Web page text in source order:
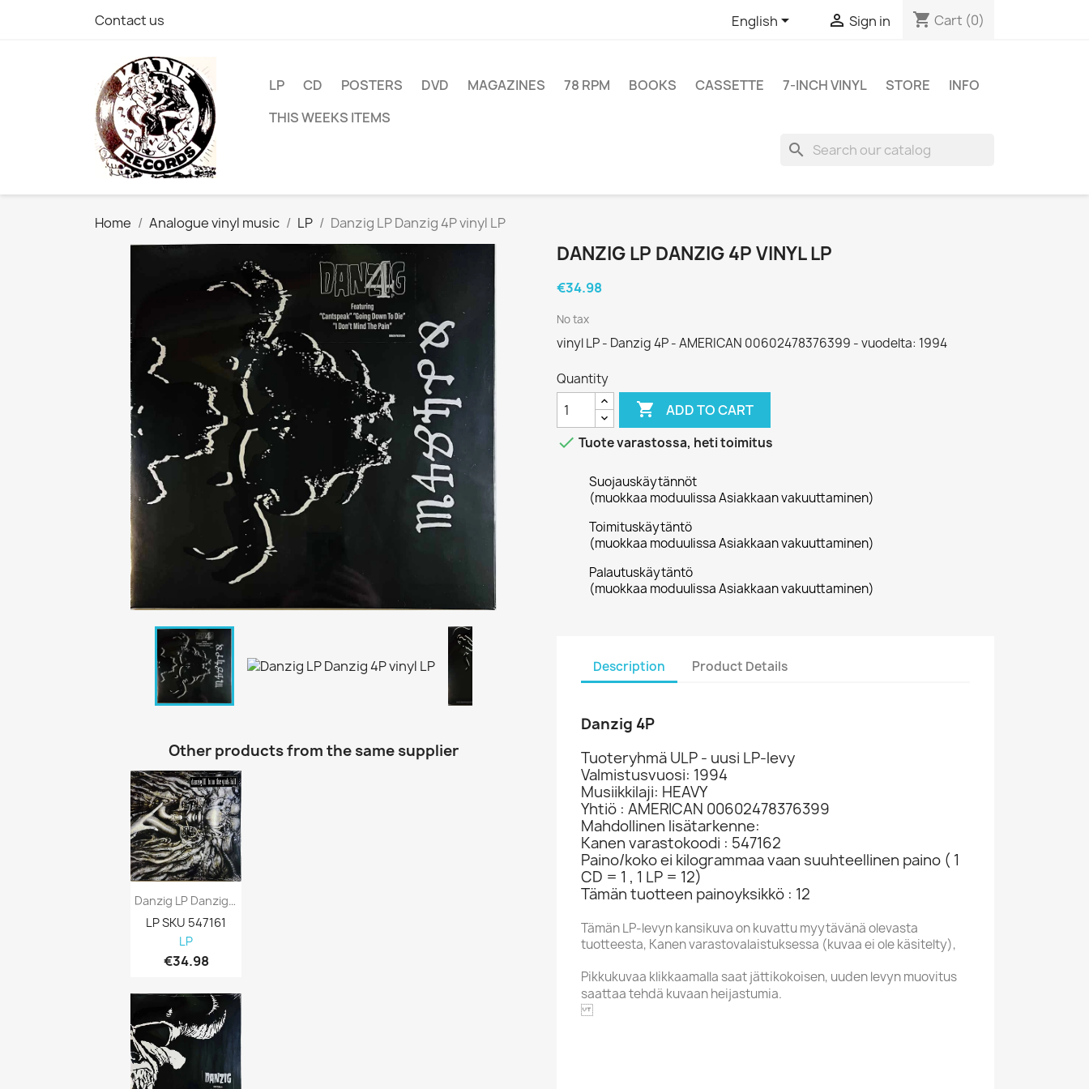
Contact us English  Sign in shopping_cart Cart (0)
LP CD POSTERS DVD MAGAZINES 78 RPM BOOKS CASSETTE 7-INCH VINYL STORE
INFO
THIS WEEKS ITEMS
search
Home Analogue vinyl music LP Danzig LP Danzig 4P vinyl LP
Other products from the same supplier
Danzig LP Danzig III: How The Gods Kill...
LP SKU 547161
LP
€34.98
DANZIG LP DANZIG 4P VINYL LP
€34.98
No tax
vinyl LP - Danzig 4P - AMERICAN 00602478376399 - vuodelta: 1994
Quantity
 ADD TO CART
 Tuote varastossa, heti toimitus
Suojauskäytännöt
(muokkaa moduulissa Asiakkaan vakuuttaminen)
Toimituskäytäntö
(muokkaa moduulissa Asiakkaan vakuuttaminen)
Palautuskäytäntö
(muokkaa moduulissa Asiakkaan vakuuttaminen)
Description Product Details
Danzig 4P
Tuoteryhmä ULP - uusi LP-levy
Valmistusvuosi: 1994
Musiikkilaji: HEAVY
Yhtiö : AMERICAN 00602478376399
Mahdollinen lisätarkenne:
Kanen varastokoodi : 547162
Paino/koko ei kilogrammaa vaan suuhteellinen paino ( 1
CD = 1 , 1 LP = 12)
Tämän tuotteen painoyksikkö : 12
Tämän LP-levyn kansikuva on kuvattu myytävänä olevasta
tuotteesta, Kanen varastovalaistuksessa (kuvaa ei ole käsitelty),
Pikkukuvaa klikkaamalla saat jättikokoisen, uuden levyn muovitus
saattaa tehdä kuvaan heijastumia.